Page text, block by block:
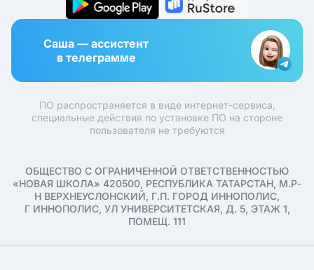
Саша — ассистент
в телеграмме
ПО распространяется в виде интернет-сервиса,
специальные действия по установке ПО на стороне
пользователя не требуются
ОБЩЕСТВО С ОГРАНИЧЕННОЙ ОТВЕТСТВЕННОСТЬЮ
«НОВАЯ ШКОЛА» 420500, РЕСПУБЛИКА ТАТАРСТАН, М.Р-
Н ВЕРХНЕУСЛОНСКИЙ, Г.П. ГОРОД ИННОПОЛИС,
Г ИННОПОЛИС, УЛ УНИВЕРСИТЕТСКАЯ, Д. 5, ЭТАЖ 1,
ПОМЕЩ. 111